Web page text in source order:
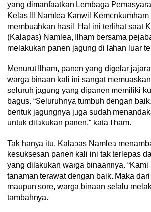
yang dimanfaatkan Lembaga
Kelas III Namlea Kanwil
membuahkan hasil. Hal ini terlihat saat
(Kalapas) Namlea, Ilham bersama
melakukan panen jagung di lahan luar
Menurut Ilham, panen yang digelar
warga binaan kali ini sangat
seluruh jagung yang dipanen memiliki
bagus. “Seluruhnya tumbuh dengan
bentuk jagungnya juga sudah
untuk dilakukan panen,” kata Ilham.
Tak hanya itu, Kalapas Namlea
kesuksesan panen kali ini tak terlepas
yang dilakukan warga binaannya. “Kami
tanaman terawat dengan baik. Maka
maupun sore, warga binaan selalu
tambahnya.